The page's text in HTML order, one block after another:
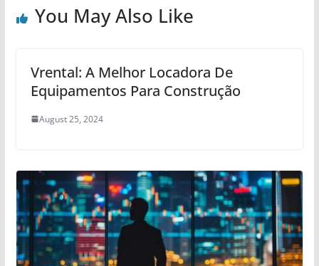
You May Also Like
Vrental: A Melhor Locadora De
Equipamentos Para Construção
August 25, 2024